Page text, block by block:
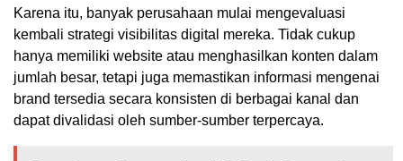
Karena itu, banyak perusahaan mulai mengevaluasi
kembali strategi visibilitas digital mereka. Tidak cukup
hanya memiliki website atau menghasilkan konten dalam
jumlah besar, tetapi juga memastikan informasi mengenai
brand tersedia secara konsisten di berbagai kanal dan
dapat divalidasi oleh sumber-sumber terpercaya.